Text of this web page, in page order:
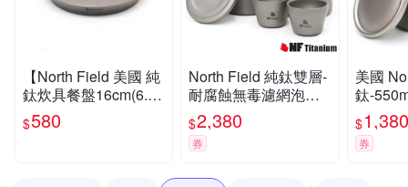
【North Field 美國 純
鈦炊具餐盤16cm(6.25
吋)】CNDTK200929/
登山/露營
$580
North Field 純鈦雙層-
耐腐蝕無毒濾網泡茶
具+鈦杯x2_套裝組
$2,380
券
美國
鈦-
毒保
杯_TK-
$1,380
券